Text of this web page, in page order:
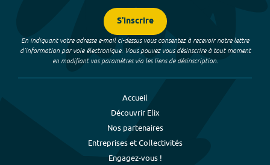
S'inscrire
En indiquant votre adresse e-mail ci-dessus vous consentez à recevoir notre lettre
d’information par voie électronique. Vous pouvez vous désinscrire à tout moment
en modifiant vos paramètres via les liens de désinscription.
Accueil
Découvrir Elix
Nos partenaires
Entreprises et Collectivités
Engagez-vous !